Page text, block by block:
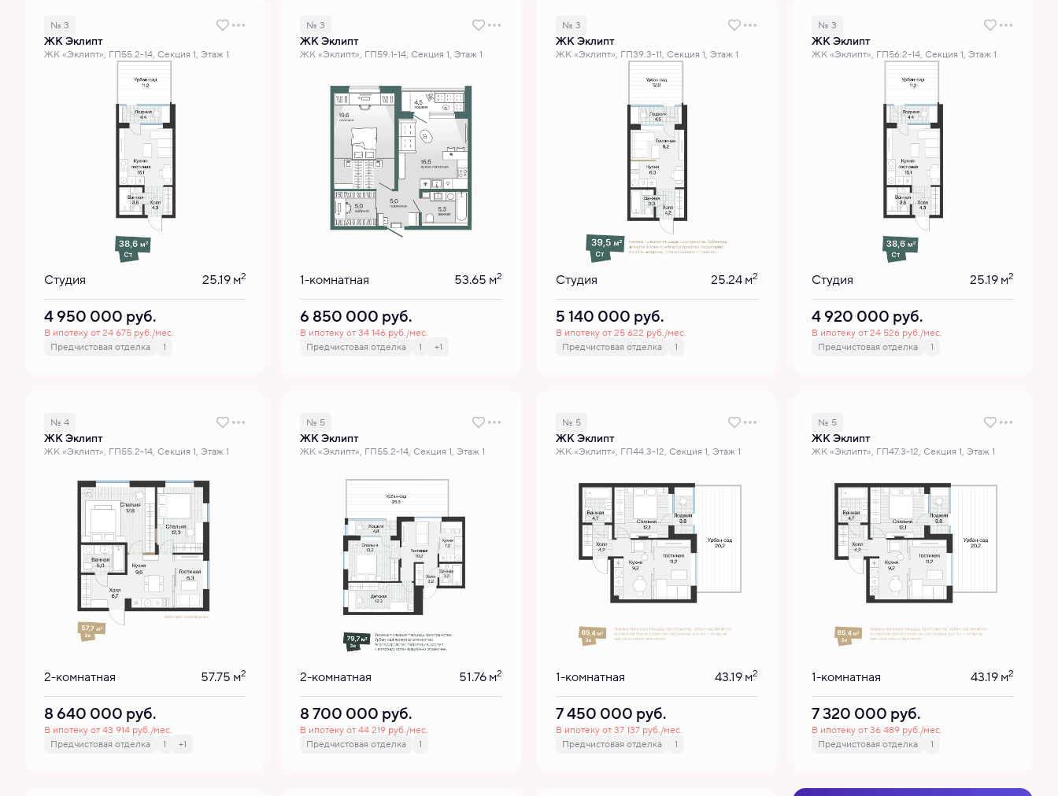
№ 3
ЖК Эклипт
ЖК «Эклипт», ГП55.2-14, Секция 1, Этаж 1
Студия 25.19 м2
4 950 000 руб.
В ипотеку от 24 675 руб./мес.
Предчистовая отделка
1
№ 3
ЖК Эклипт
ЖК «Эклипт», ГП59.1-14, Секция 1, Этаж 1
1-комнатная 53.65 м2
6 850 000 руб.
В ипотеку от 34 146 руб./мес.
Предчистовая отделка
1 +1
№ 3
ЖК Эклипт
ЖК «Эклипт», ГП39.3-11, Секция 1, Этаж 1
Студия 25.24 м2
5 140 000 руб.
В ипотеку от 25 622 руб./мес.
Предчистовая отделка
1
№ 3
ЖК Эклипт
ЖК «Эклипт», ГП56.2-14, Секция 1, Этаж 1
Студия 25.19 м2
4 920 000 руб.
В ипотеку от 24 526 руб./мес.
Предчистовая отделка
1
№ 4
ЖК Эклипт
ЖК «Эклипт», ГП55.2-14, Секция 1, Этаж 1
2-комнатная 57.75 м2
8 640 000 руб.
В ипотеку от 43 914 руб./мес.
Предчистовая отделка
1 +1
№ 5
ЖК Эклипт
ЖК «Эклипт», ГП55.2-14, Секция 1, Этаж 1
2-комнатная 51.76 м2
8 700 000 руб.
В ипотеку от 44 219 руб./мес.
Предчистовая отделка
1
№ 5
ЖК Эклипт
ЖК «Эклипт», ГП44.3-12, Секция 1, Этаж 1
1-комнатная 43.19 м2
7 450 000 руб.
В ипотеку от 37 137 руб./мес.
Предчистовая отделка
1
№ 5
ЖК Эклипт
ЖК «Эклипт», ГП47.3-12, Секция 1, Этаж 1
1-комнатная 43.19 м2
7 320 000 руб.
В ипотеку от 36 489 руб./мес.
Предчистовая отделка
1